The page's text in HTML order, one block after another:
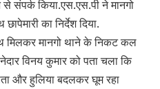
संपर्क किया.एस.एस.पी ने मानगो
का निर्देश दिया.
मिलकर मानगो थाने के निकट कल
विनय कुमार को पता चला कि
और हुलिया बदलकर घूम रहा